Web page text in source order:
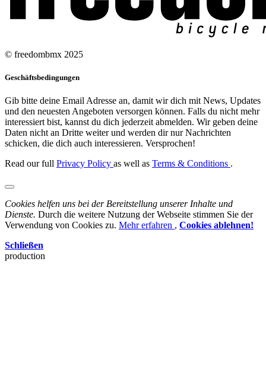
© freedombmx 2025
Geschäftsbedingungen
Gib bitte deine Email Adresse an, damit wir dich mit News, Updates
und den neuesten Angeboten versorgen können. Falls du nicht mehr
interessiert bist, kannst du dich jederzeit abmelden. Wir geben deine
Daten nicht an Dritte weiter und werden dir nur Nachrichten
schicken, die dich auch interessieren. Versprochen!
Read our full Privacy Policy as well as Terms & Conditions .
Cookies helfen uns bei der Bereitstellung unserer Inhalte und
Dienste. Durch die weitere Nutzung der Webseite stimmen Sie der
Verwendung von Cookies zu. Mehr erfahren , Cookies ablehnen!
Schließen
production